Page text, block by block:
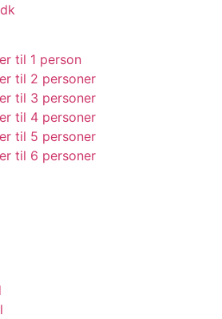
til 1 person
til 2 personer
til 3 personer
til 4 personer
til 5 personer
til 6 personer